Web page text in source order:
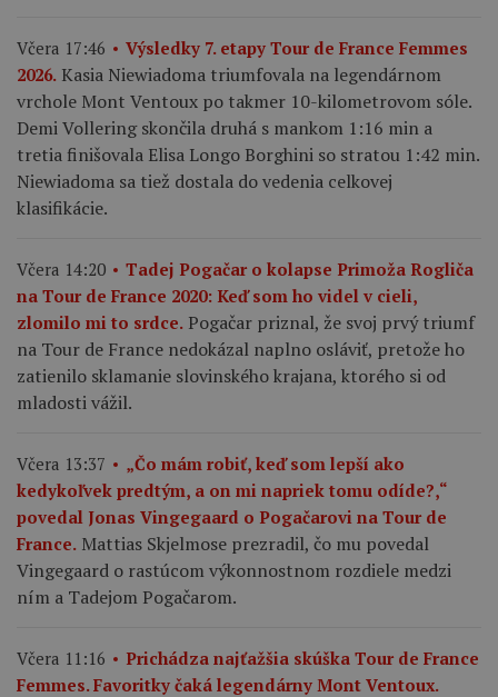
Včera 17:46
Výsledky 7. etapy Tour de France Femmes
2026. Kasia Niewiadoma triumfovala na legendárnom
vrchole Mont Ventoux po takmer 10-kilometrovom sóle.
Demi Vollering skončila druhá s mankom 1:16 min a
tretia finišovala Elisa Longo Borghini so stratou 1:42 min.
Niewiadoma sa tiež dostala do vedenia celkovej
klasifikácie.
Včera 14:20
Tadej Pogačar o kolapse Primoža Rogliča
na Tour de France 2020: Keď som ho videl v cieli,
zlomilo mi to srdce. Pogačar priznal, že svoj prvý triumf
na Tour de France nedokázal naplno osláviť, pretože ho
zatienilo sklamanie slovinského krajana, ktorého si od
mladosti vážil.
Včera 13:37
„Čo mám robiť, keď som lepší ako
kedykoľvek predtým, a on mi napriek tomu odíde?,“
povedal Jonas Vingegaard o Pogačarovi na Tour de
France. Mattias Skjelmose prezradil, čo mu povedal
Vingegaard o rastúcom výkonnostnom rozdiele medzi
ním a Tadejom Pogačarom.
Včera 11:16
Prichádza najťažšia skúška Tour de France
Femmes. Favoritky čaká legendárny Mont Ventoux.